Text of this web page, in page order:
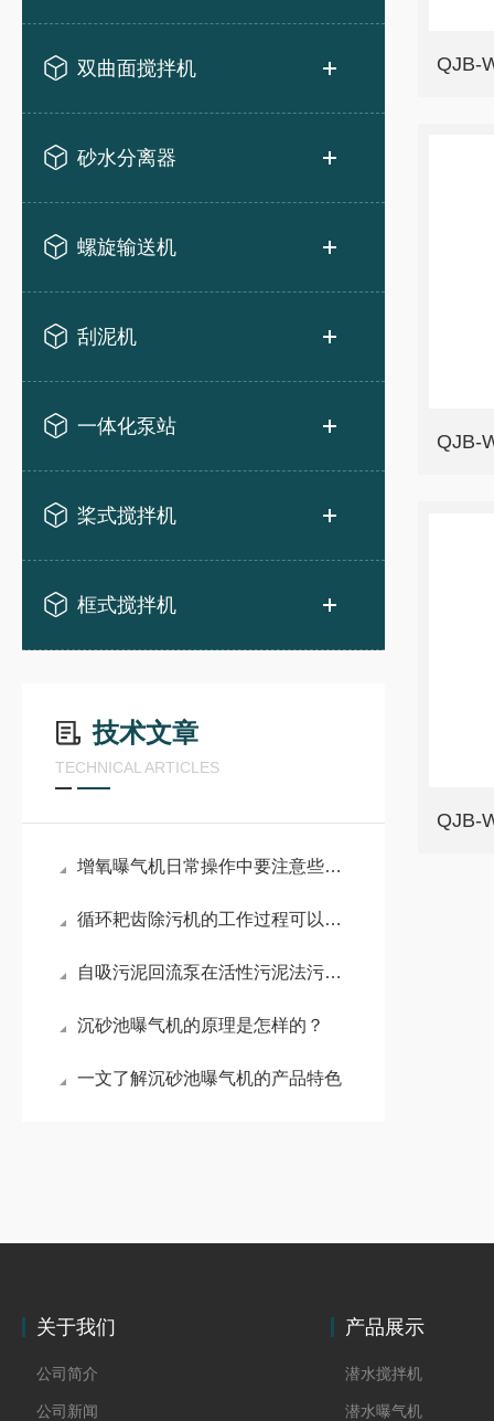
双曲面搅拌机
砂水分离器
螺旋输送机
刮泥机
一体化泵站
桨式搅拌机
框式搅拌机
技术文章
TECHNICAL ARTICLES
增氧曝气机日常操作中要注意些什么事项？
循环耙齿除污机的工作过程可以概括为：拦截、提升和卸料
自吸污泥回流泵在活性污泥法污水处理工艺中的作用
沉砂池曝气机的原理是怎样的？
一文了解沉砂池曝气机的产品特色
QJB-
QJB-
QJB-
关于我们
公司简介
公司新闻
产品展示
潜水搅拌机
潜水曝气机